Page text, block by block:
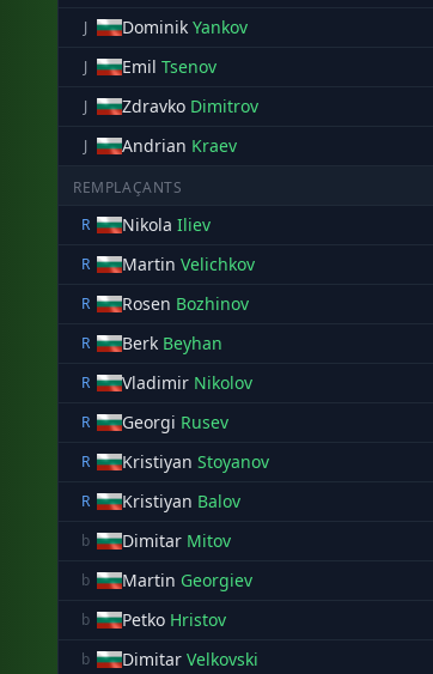
J
Dominik Yankov
J
Emil Tsenov
J
Zdravko Dimitrov
J
Andrian Kraev
REMPLAÇANTS
R
Nikola Iliev
R
Martin Velichkov
R
Rosen Bozhinov
R
Berk Beyhan
R
Vladimir Nikolov
R
Georgi Rusev
R
Kristiyan Stoyanov
R
Kristiyan Balov
b
Dimitar Mitov
b Martin Georgiev
b Petko Hristov
b Dimitar Velkovski